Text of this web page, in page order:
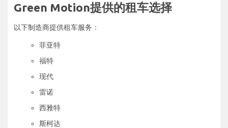
Green Motion提供的租车选择
以下制造商提供租车服务：
菲亚特
福特
现代
雷诺
西雅特
斯柯达